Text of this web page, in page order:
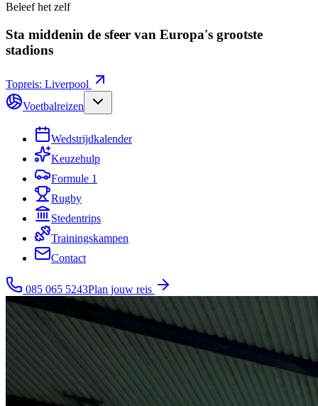
Beleef het zelf
Sta middenin de sfeer van Europa's grootste
stadions
Topreis: Liverpool
Voetbalreizen
Wedstrijdkalender
Keuzehulp
Formule 1
Rugby
Stedentrips
Trainingskampen
Contact
085 065 5243Plan jouw reis